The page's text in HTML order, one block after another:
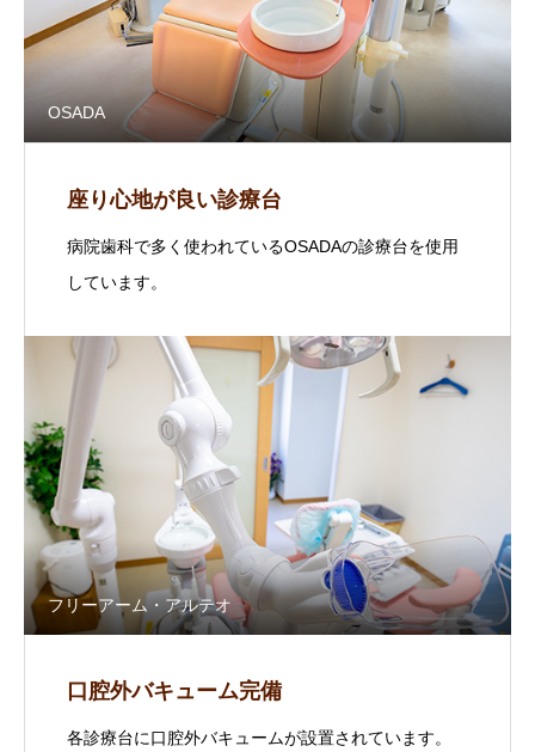
OSADA
座り心地が良い診療台
病院歯科で多く使われているOSADAの診療台を使用
しています。
フリーアーム・アルテオ
口腔外バキューム完備
各診療台に口腔外バキュームが設置されています。